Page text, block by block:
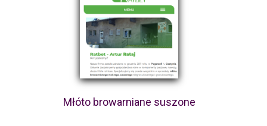
Młóto browarniane suszone